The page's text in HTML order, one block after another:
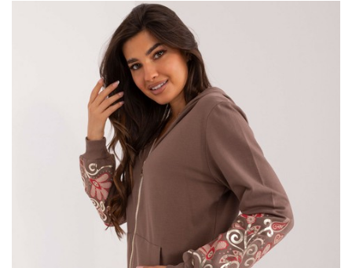
opcjom, które miasto ma do zaoferowania. Oto przewodnik,
który wskaże, jakahurtownia ubrań Warszawa
Koniecznie czytaj dalej!
Najlepsze warunki współpracy z
hurtownią
Jeśli chcesz wiedzieć, która hurtownia odzieży
, warto
przyjrzeć się przede wszystkim warunkom współpracy, które
oferuje. W dobie rosnącego zarówno zapotrzebowania, jak i firm
oferujących ubrania w ilości